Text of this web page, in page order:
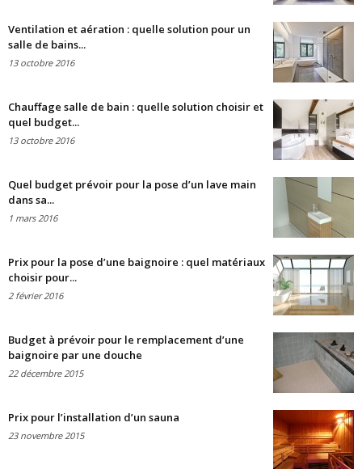
Ventilation et aération : quelle solution pour un
salle de bains...
13 octobre 2016
Chauffage salle de bain : quelle solution choisir et
quel budget...
13 octobre 2016
Quel budget prévoir pour la pose d’un lave main
dans sa...
1 mars 2016
Prix pour la pose d’une baignoire : quel matériaux
choisir pour...
2 février 2016
Budget à prévoir pour le remplacement d’une
baignoire par une douche
22 décembre 2015
Prix pour l’installation d’un sauna
23 novembre 2015